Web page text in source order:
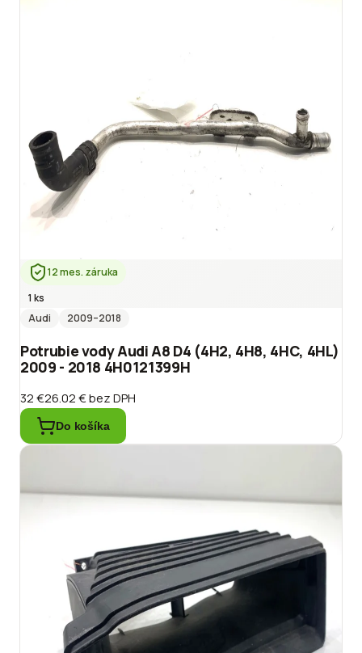
12 mes. záruka
1 ks
Audi
2009–2018
Potrubie vody Audi A8 D4 (4H2, 4H8, 4HC, 4HL)
2009 - 2018 4H0121399H
32 €26.02 €bez DPH
Do košíka